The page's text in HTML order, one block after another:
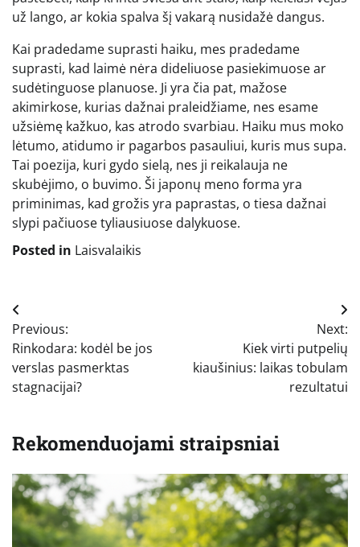
už lango, ar kokia spalva šį vakarą nusidažė dangus.
Kai pradedame suprasti haiku, mes pradedame
suprasti, kad laimė nėra dideliuose pasiekimuose ar
sudėtinguose planuose. Ji yra čia pat, mažose
akimirkose, kurias dažnai praleidžiame, nes esame
užsiėmę kažkuo, kas atrodo svarbiau. Haiku mus moko
lėtumo, atidumo ir pagarbos pasauliui, kuris mus supa.
Tai poezija, kuri gydo sielą, nes ji reikalauja ne
skubėjimo, o buvimo. Ši japonų meno forma yra
priminimas, kad grožis yra paprastas, o tiesa dažnai
slypi pačiuose tyliausiuose dalykuose.
Posted in Laisvalaikis
Navigacija
tarp
įrašų
Previous:
Rinkodara: kodėl be jos
verslas pasmerktas
stagnacijai?
Next:
Kiek virti putpelių
kiaušinius: laikas tobulam
rezultatui
Rekomenduojami straipsniai